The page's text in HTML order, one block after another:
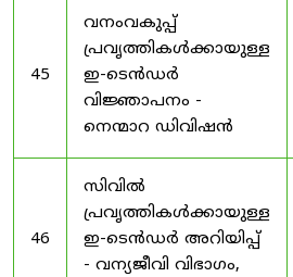
45
വനംവകുപ്പ്
പ്രവൃത്തികൾക്കായുള്ള
ഇ-ടെൻഡർ
വിജ്ഞാപനം -
നെന്മാറ ഡിവിഷൻ
46
സിവിൽ
പ്രവൃത്തികൾക്കായുള്ള
ഇ-ടെൻഡർ അറിയിപ്പ്
- വന്യജീവി വിഭാഗം,